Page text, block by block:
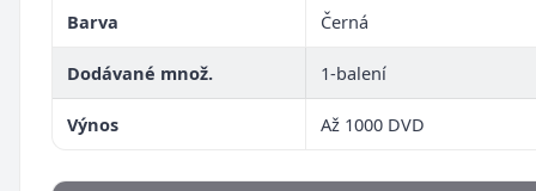
Barva Černá
Dodávané množ. 1-balení
Výnos Až 1000 DVD